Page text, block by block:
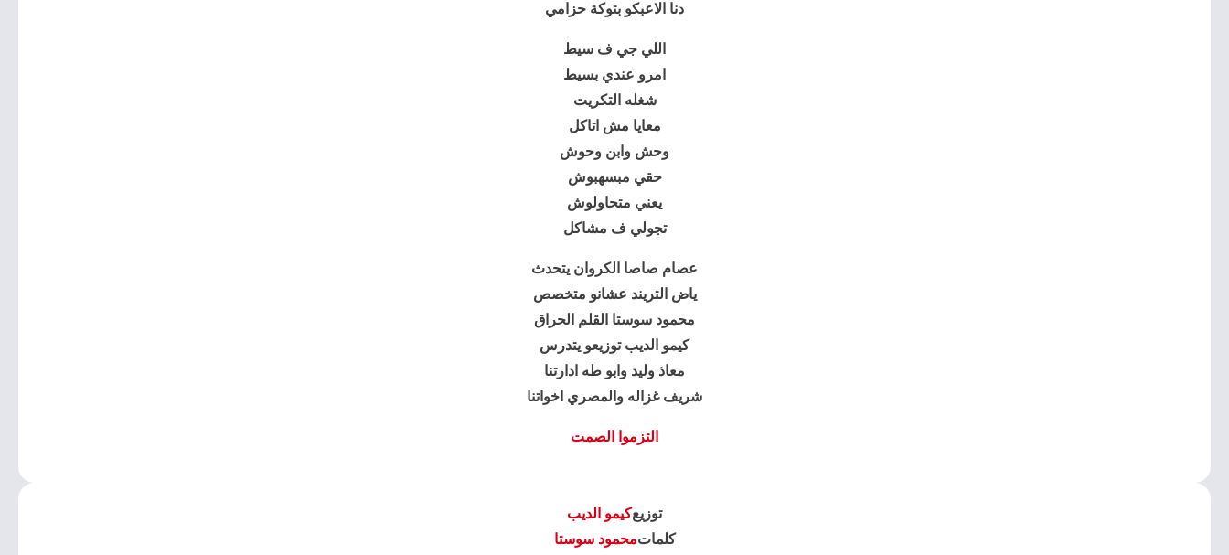
دنا الاعبكو بتوكة حزامي
اللي جي ف سيط
امرو عندي بسيط
شغله التكريت
معايا مش اتاكل
وحش وابن وحوش
حقي مبسهبوش
يعني متحاولوش
تجولي ف مشاكل
عصام صاصا الكروان يتحدث
ياض التريند عشانو متخصص
محمود سوستا القلم الحراق
كيمو الديب توزيعو يتدرس
معاذ وليد وابو طه ادارتنا
شريف غزاله والمصري اخواتنا
التزموا الصمت
توزيعكيمو الديب
كلماتمحمود سوستا